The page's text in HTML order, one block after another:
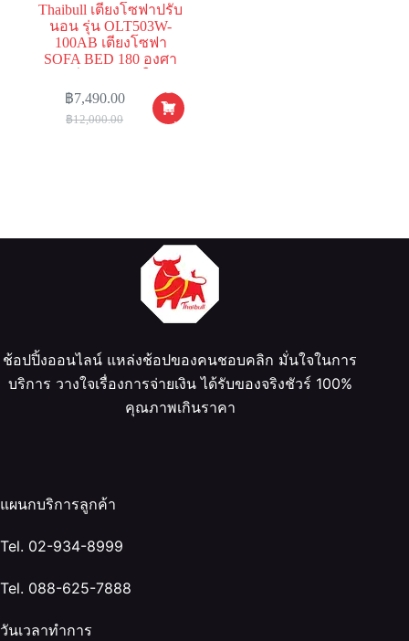
Thaibull เตียงโซฟาปรับ
นอน รุ่น OLT503W-
100AB เตียงโซฟา
SOFA BED 180 องศา
฿12,000.00
฿7,490.00
ใส่
ตะกร้า
ช้อปปิ้งออนไลน์ แหล่งช้อปของคนชอบคลิก มั่นใจในการ
บริการ วางใจเรื่องการจ่ายเงิน ได้รับของจริงชัวร์ 100%
คุณภาพเกินราคา
แผนกบริการลูกค้า
Tel. 02-934-8999
Tel. 088-625-7888
วันเวลาทำการ